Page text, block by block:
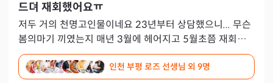
드뎌 재회했어요ㅠ
저두 거의 천명고인물이네요 23년부터 상담했으니... 무슨
봄의마기 끼였는지 매년 3월에 헤어지고 5월초쯤 재회반
복하다.이번년도에는 1월초에 크게싸우고 전화.카톡 다 차
단당한 상
인천 부평 로즈 선생님 외 9명